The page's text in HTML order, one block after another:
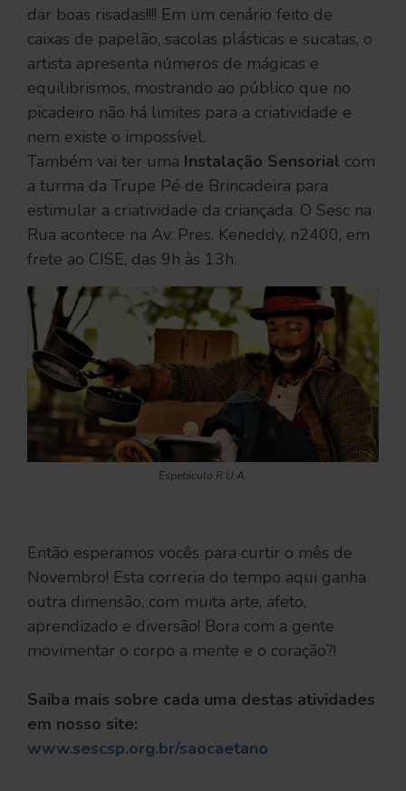
dar boas risadas!!!! Em um cenário feito de
caixas de papelão, sacolas plásticas e sucatas, o
artista apresenta números de mágicas e
equilibrismos, mostrando ao público que no
picadeiro não há limites para a criatividade e
nem existe o impossível.
Também vai ter uma Instalação Sensorial com
a turma da Trupe Pé de Brincadeira para
estimular a criatividade da criançada. O Sesc na
Rua acontece na Av. Pres. Keneddy, n2400, em
frete ao CISE, das 9h às 13h.
Espetáculo R.U.A.
Então esperamos vocês para curtir o mês de
Novembro! Esta correria do tempo aqui ganha
outra dimensão, com muita arte, afeto,
aprendizado e diversão! Bora com a gente
movimentar o corpo a mente e o coração?!
Saiba mais sobre cada uma destas atividades
em nosso site:
www.sescsp.org.br/saocaetano